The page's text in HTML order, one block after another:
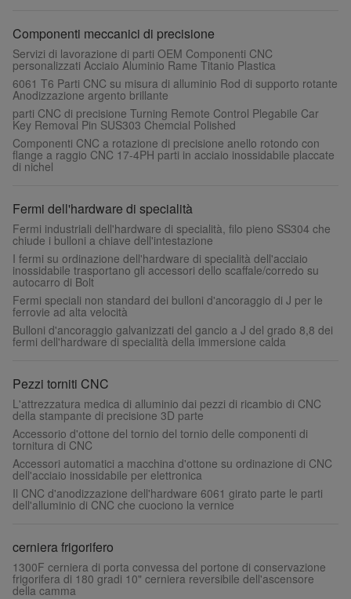
Componenti meccanici di precisione
Servizi di lavorazione di parti OEM Componenti CNC
personalizzati Acciaio Aluminio Rame Titanio Plastica
6061 T6 Parti CNC su misura di alluminio Rod di supporto rotante
Anodizzazione argento brillante
parti CNC di precisione Turning Remote Control Plegabile Car
Key Removal Pin SUS303 Chemcial Polished
Componenti CNC a rotazione di precisione anello rotondo con
flange a raggio CNC 17-4PH parti in acciaio inossidabile placcate
di nichel
Fermi dell'hardware di specialità
Fermi industriali dell'hardware di specialità, filo pieno SS304 che
chiude i bulloni a chiave dell'intestazione
I fermi su ordinazione dell'hardware di specialità dell'acciaio
inossidabile trasportano gli accessori dello scaffale/corredo su
autocarro di Bolt
Fermi speciali non standard dei bulloni d'ancoraggio di J per le
ferrovie ad alta velocità
Bulloni d'ancoraggio galvanizzati del gancio a J del grado 8,8 dei
fermi dell'hardware di specialità della immersione calda
Pezzi torniti CNC
L'attrezzatura medica di alluminio dai pezzi di ricambio di CNC
della stampante di precisione 3D parte
Accessorio d'ottone del tornio del tornio delle componenti di
tornitura di CNC
Accessori automatici a macchina d'ottone su ordinazione di CNC
dell'acciaio inossidabile per elettronica
Il CNC d'anodizzazione dell'hardware 6061 girato parte le parti
dell'alluminio di CNC che cuociono la vernice
cerniera frigorifero
1300F cerniera di porta convessa del portone di conservazione
frigorifera di 180 gradi 10" cerniera reversibile dell'ascensore
della camma